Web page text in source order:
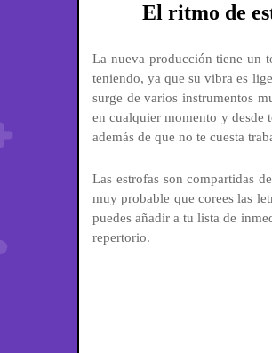
El ritmo de
La nueva producción tiene un
teniendo, ya que su vibra es
surge de varios instrumentos
en cualquier momento y desde
además de que no te cuesta
Las estrofas son compartidas
muy probable que corees las
puedes añadir a tu lista de
repertorio.